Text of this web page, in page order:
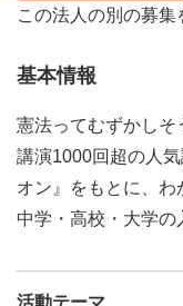
この法人の別の募集
基本情報
憲法ってむずかしそ
講演1000回超の人
オン』をもとに、
中学・高校・大学の
活動テーマ